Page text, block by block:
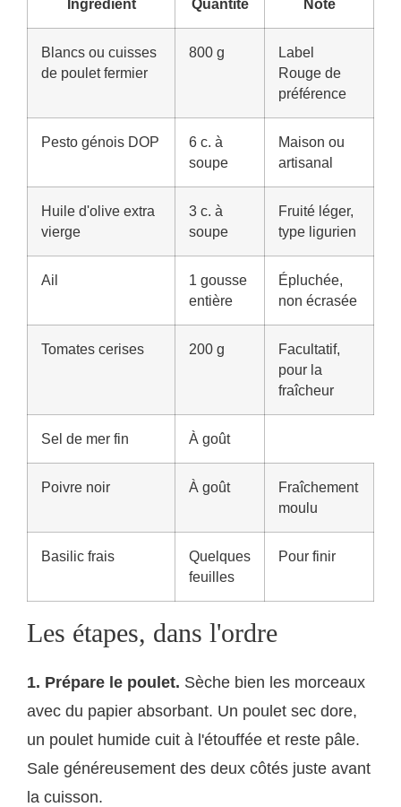
Ingrédient Quantité Note
Blancs ou cuisses
de poulet fermier
800 g
Label
Rouge de
préférence
Pesto génois DOP
6 c. à
soupe
Maison ou
artisanal
Huile d'olive extra
vierge
3 c. à
soupe
Fruité léger,
type ligurien
Ail
1 gousse
entière
Épluchée,
non écrasée
Tomates cerises 200 g
Facultatif,
pour la
fraîcheur
Sel de mer fin À goût
Poivre noir À goût
Fraîchement
moulu
Basilic frais
Quelques
feuilles
Pour finir
Les étapes, dans l'ordre
1. Prépare le poulet. Sèche bien les morceaux
avec du papier absorbant. Un poulet sec dore,
un poulet humide cuit à l'étouffée et reste pâle.
Sale généreusement des deux côtés juste avant
la cuisson.